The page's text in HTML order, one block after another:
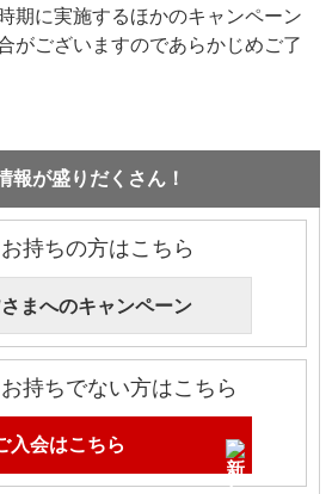
期に実施するほかのキャンペーン
がございますのであらかじめご了
報が盛りだくさん！
持ちの方はこちら
まへのキャンペーン
持ちでない方はこちら
入会はこちら